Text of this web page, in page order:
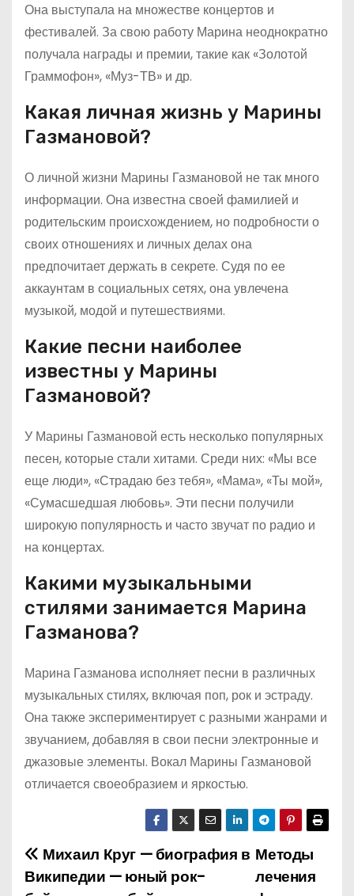
Она выступала на множестве концертов и
фестивалей. За свою работу Марина неоднократно
получала награды и премии, такие как «Золотой
Граммофон», «Муз-ТВ» и др.
Какая личная жизнь у Марины
Газмановой?
О личной жизни Марины Газмановой не так много
информации. Она известна своей фамилией и
родительским происхождением, но подробности о
своих отношениях и личных делах она
предпочитает держать в секрете. Судя по ее
аккаунтам в социальных сетях, она увлечена
музыкой, модой и путешествиями.
Какие песни наиболее
известны у Марины
Газмановой?
У Марины Газмановой есть несколько популярных
песен, которые стали хитами. Среди них: «Мы все
еще люди», «Страдаю без тебя», «Мама», «Ты мой»,
«Сумасшедшая любовь». Эти песни получили
широкую популярность и часто звучат по радио и
на концертах.
Какими музыкальными
стилями занимается Марина
Газманова?
Марина Газманова исполняет песни в различных
музыкальных стилях, включая поп, рок и эстраду.
Она также экспериментирует с разными жанрами и
звучанием, добавляя в свои песни электронные и
джазовые элементы. Вокал Марины Газмановой
отличается своеобразием и яркостью.
Н
Методы
лечения
Михаил Круг — биография в
Википедии — юный рок-